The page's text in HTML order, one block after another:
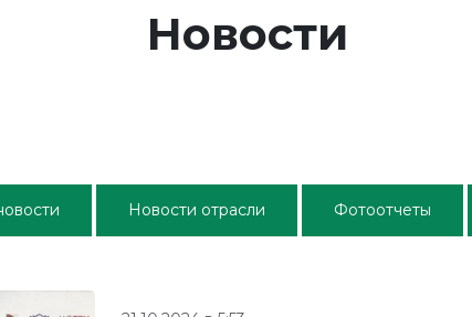
Новости
Новости отрасли Фотоотчеты